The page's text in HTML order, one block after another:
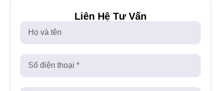
Liên Hệ Tư Vấn